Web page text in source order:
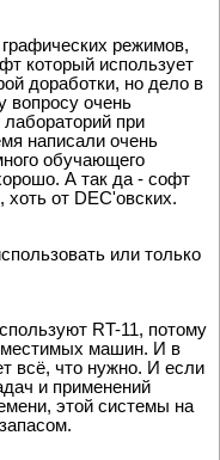
режимов,
который использует
доработки, но дело в
вопросу очень
при
написали очень
обучающего
А так да - софт
хоть от DEC'овских.
или только
RT-11, потому
машин. И в
всё, что нужно. И если
и применений
этой системы на